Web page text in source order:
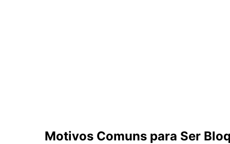
Motivos Comuns para Ser